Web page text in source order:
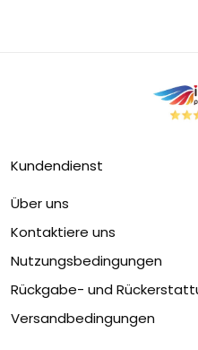
Kundendienst
Über uns
Kontaktiere uns
Nutzungsbedingungen
Rückgabe- und
Versandbedingungen